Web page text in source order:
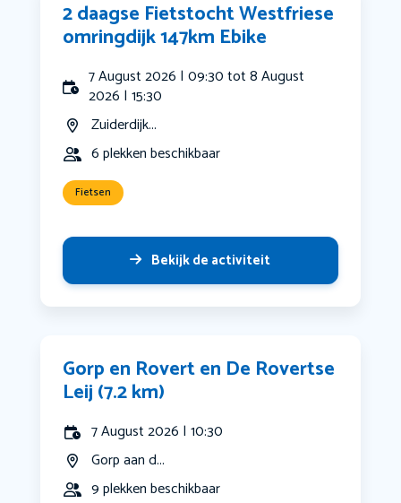
2 daagse Fietstocht Westfriese
omringdijk 147km Ebike
7 August 2026 | 09:30 tot 8 August
2026 | 15:30
Zuiderdijk...
6 plekken beschikbaar
Fietsen
Bekijk de activiteit
Gorp en Rovert en De Rovertse
Leij (7.2 km)
7 August 2026 | 10:30
Gorp aan d...
9 plekken beschikbaar